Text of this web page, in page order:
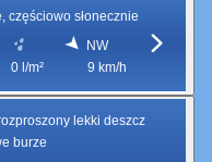
częściowo słonecznie
0 l/m²
NW
9 km/h
lekki deszcz
burze